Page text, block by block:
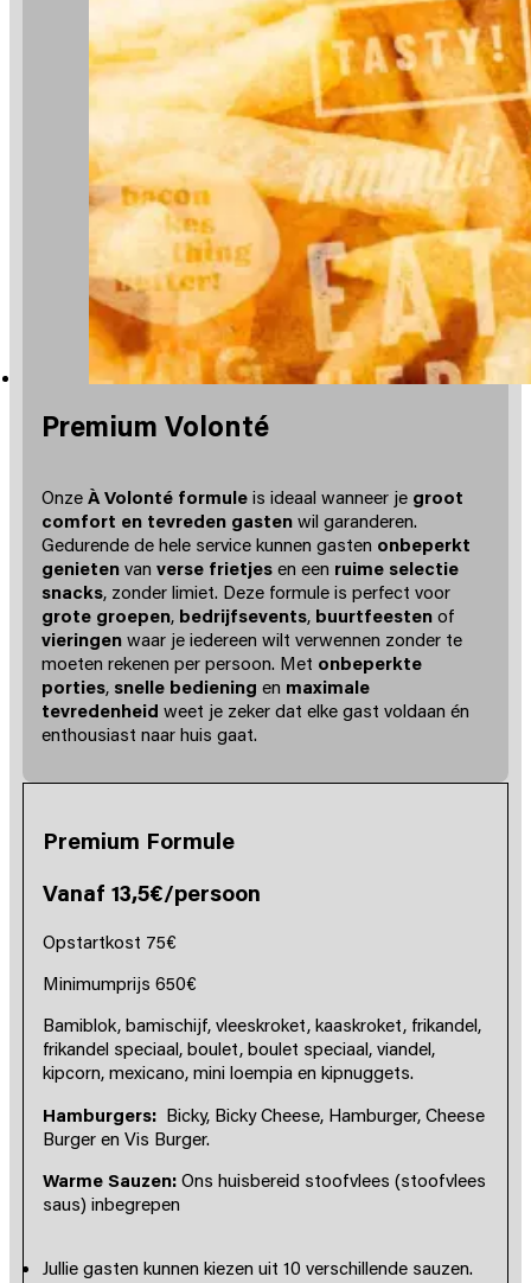
Premium Volonté
Onze À Volonté formuleis ideaal wanneer je groot
comfort en tevreden gastenwil garanderen.
Gedurende de hele service kunnen gasten onbeperkt
genietenvan verse frietjesen een ruime selectie
snacks, zonder limiet. Deze formule is perfect voor
grote groepen, bedrijfsevents, buurtfeestenof
vieringenwaar je iedereen wilt verwennen zonder te
moeten rekenen per persoon. Met onbeperkte
porties, snelle bediening en maximale
tevredenheid weet je zeker dat elke gast voldaan én
enthousiast naar huis gaat.
Premium Formule
Vanaf 13,5€/persoon
Opstartkost 75€
Minimumprijs 650€
Bamiblok, bamischijf, vleeskroket, kaaskroket, frikandel,
frikandel speciaal, boulet, boulet speciaal, viandel,
kipcorn, mexicano, mini loempia en kipnuggets.
Hamburgers:Bicky, Bicky Cheese, Hamburger, Cheese
Burger en Vis Burger.
Warme Sauzen: Ons huisbereid stoofvlees (stoofvlees
saus) inbegrepen
Jullie gasten kunnen kiezen uit 10 verschillende sauzen.